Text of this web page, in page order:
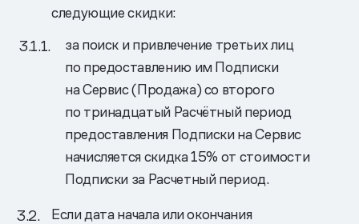
следующие скидки:
за поиск и привлечение третьих лиц
по предоставлению им Подписки
на Сервис (Продажа) со второго
по тринадцатый Расчётный период
предоставления Подписки на Сервис
начисляется скидка 15% от стоимости
Подписки за Расчетный период.
Если дата начала или окончания